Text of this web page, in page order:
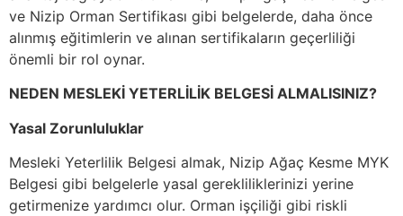
ve Nizip Orman Sertifikası gibi belgelerde, daha önce
alınmış eğitimlerin ve alınan sertifikaların geçerliliği
önemli bir rol oynar.
NEDEN MESLEKİ YETERLİLİK BELGESİ ALMALISINIZ?
Yasal Zorunluluklar
Mesleki Yeterlilik Belgesi almak, Nizip Ağaç Kesme MYK
Belgesi gibi belgelerle yasal gerekliliklerinizi yerine
getirmenize yardımcı olur. Orman işçiliği gibi riskli